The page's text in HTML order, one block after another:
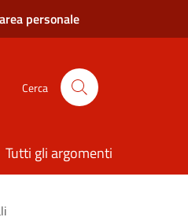
personale
Cerca
Tutti gli argomenti